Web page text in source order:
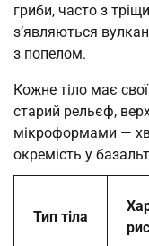
гриби, часто з
з’являються
з попелом.
Кожне тіло має
старий рельєф,
мікроформами —
окремість у
Тип тіла